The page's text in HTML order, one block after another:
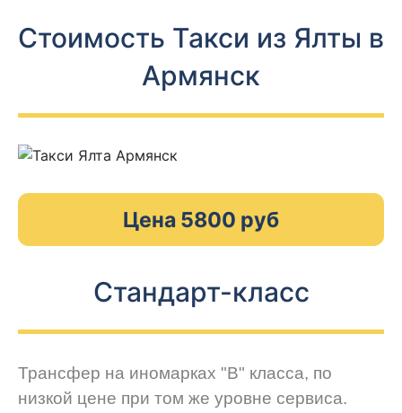
Стоимость Такси из Ялты в
Армянск
Цена 5800 руб
Стандарт-класс
Трансфер на иномарках "В" класса, по
низкой цене при том же уровне сервиса.